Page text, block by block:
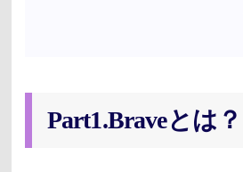
Part1.Braveとは？